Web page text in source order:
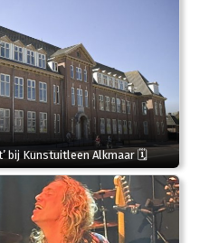
bij Kunstuitleen Alkmaar 🗓